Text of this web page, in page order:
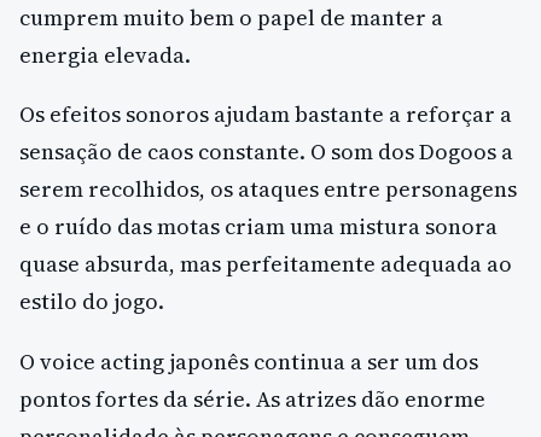
cumprem muito bem o papel de manter a
energia elevada.
Os efeitos sonoros ajudam bastante a reforçar a
sensação de caos constante. O som dos Dogoos a
serem recolhidos, os ataques entre personagens
e o ruído das motas criam uma mistura sonora
quase absurda, mas perfeitamente adequada ao
estilo do jogo.
O voice acting japonês continua a ser um dos
pontos fortes da série. As atrizes dão enorme